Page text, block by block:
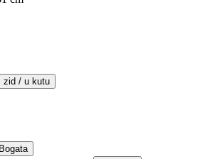
zid / u kutu
Bogata